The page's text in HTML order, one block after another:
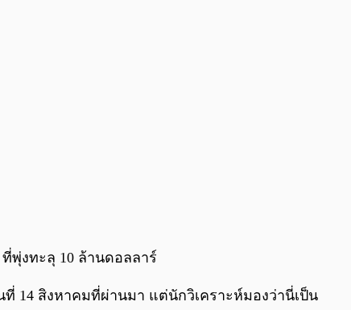
พุ่งทะลุ 10 ล้านดอลลาร์
14 สิงหาคมที่ผ่านมา แต่นักวิเคราะห์มองว่านี่เป็น